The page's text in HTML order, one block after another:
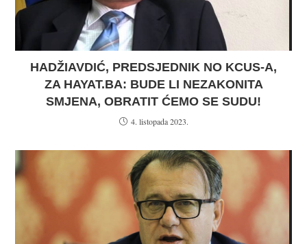
HADŽIAVDIĆ, PREDSJEDNIK NO KCUS-A,
ZA HAYAT.BA: BUDE LI NEZAKONITA
SMJENA, OBRATIT ĆEMO SE SUDU!
4. listopada 2023.